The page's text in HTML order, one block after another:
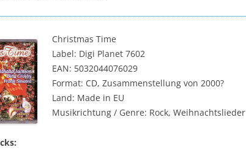
Christmas Time
Label: Digi Planet 7602
EAN: 5032044076029
Format: CD, Zusammenstellung von 2000?
Land: Made in EU
Musikrichtung / Genre: Rock, Weihnachtslieder